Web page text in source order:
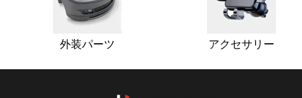
外装パーツ アクセサリー